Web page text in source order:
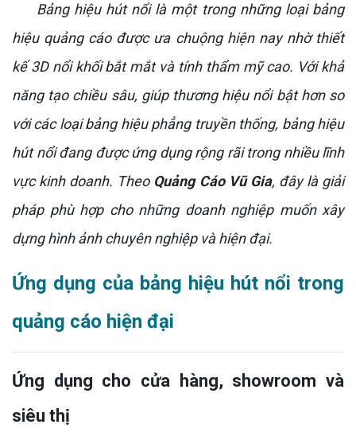
Bảng hiệu hút nổi là một trong những loại bảng
hiệu quảng cáo được ưa chuộng hiện nay nhờ thiết
kế 3D nổi khối bắt mắt và tính thẩm mỹ cao. Với khả
năng tạo chiều sâu, giúp thương hiệu nổi bật hơn so
với các loại bảng hiệu phẳng truyền thống, bảng hiệu
hút nổi đang được ứng dụng rộng rãi trong nhiều lĩnh
vực kinh doanh. Theo Quảng Cáo Vũ Gia, đây là giải
pháp phù hợp cho những doanh nghiệp muốn xây
dựng hình ảnh chuyên nghiệp và hiện đại.
Ứng dụng của bảng hiệu hút nổi trong
quảng cáo hiện đại
Ứng dụng cho cửa hàng, showroom và
siêu thị